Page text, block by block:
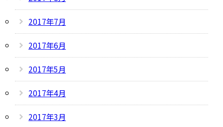
2017年7月
2017年6月
2017年5月
2017年4月
2017年3月